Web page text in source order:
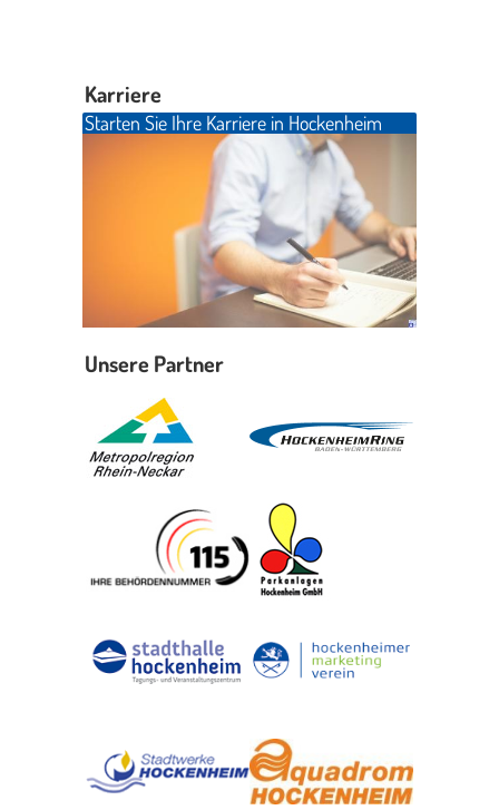
Karriere
Starten Sie Ihre Karriere in Hockenheim
Unsere Partner